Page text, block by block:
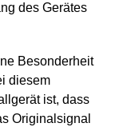
des Gerätes
Besonderheit
diesem
ist, dass
Originalsignal